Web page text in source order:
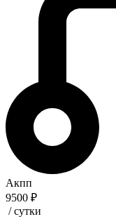
Акпп
9500 ₽
/ сутки